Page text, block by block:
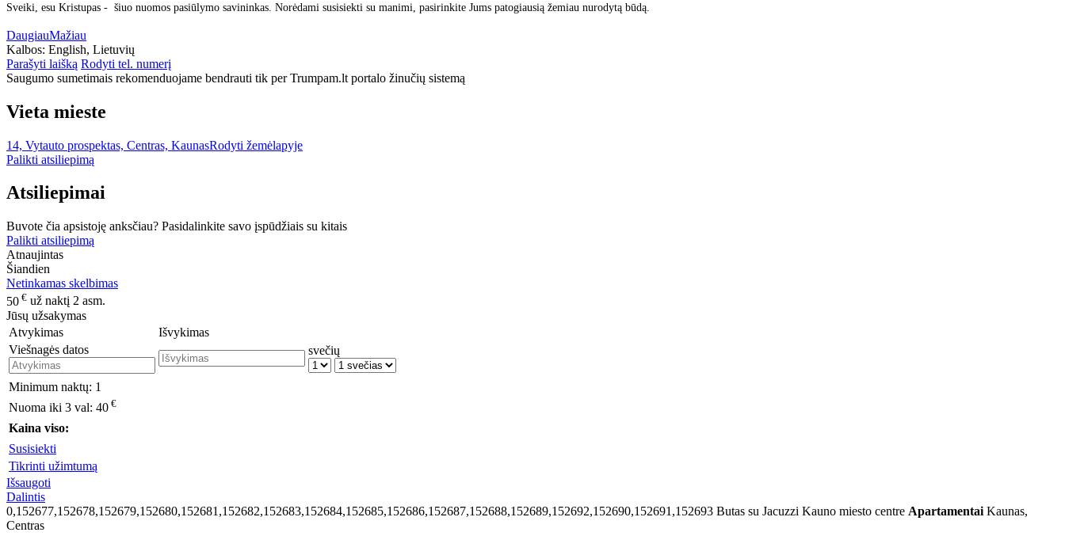
Sveiki, esu Kristupas - šiuo nuomos pasiūlymo savininkas. Norėdami susisiekti su manimi, pasirinkite Jums patogiausią žemiau nurodytą būdą.
DaugiauMažiau
Kalbos: English, Lietuvių
Parašyti laišką Rodyti tel. numerį
Saugumo sumetimais rekomenduojame bendrauti tik per Trumpam.lt portalo žinučių sistemą
Vieta mieste
14, Vytauto prospektas, Centras, KaunasRodyti žemėlapyje
Palikti atsiliepimą
Atsiliepimai
Buvote čia apsistoję anksčiau? Pasidalinkite savo įspūdžiais su kitais
Palikti atsiliepimą
Atnaujintas
Šiandien
Netinkamas skelbimas
50 € už naktį 2 asm.
Jūsų užsakymas
Atvykimas
Išvykimas
Viešnagės datos
svečių
Minimum naktų: 1
Nuoma iki 3 val: 40 €
Kaina viso:
Susisiekti
Tikrinti užimtumą
Išsaugoti
Dalintis
0,152677,152678,152679,152680,152681,152682,152683,152684,152685,152686,152687,152688,152689,152692,152690,152691,152693 Butas su Jacuzzi Kauno miesto centre Apartamentai Kaunas,
Centras